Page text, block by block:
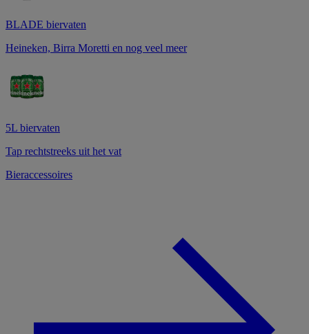
BLADE biervaten
Heineken, Birra Moretti en nog veel meer
5L biervaten
Tap rechtstreeks uit het vat
Bieraccessoires